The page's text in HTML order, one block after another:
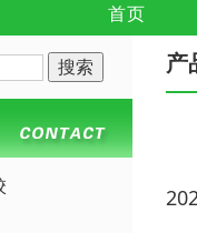
首页
产